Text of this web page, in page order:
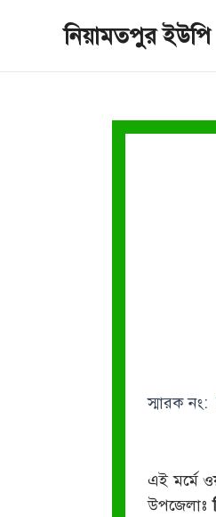
নিয়ামতপুর ইউপি
স্মারক নং:
এই মর্মে
উপজেলাঃ